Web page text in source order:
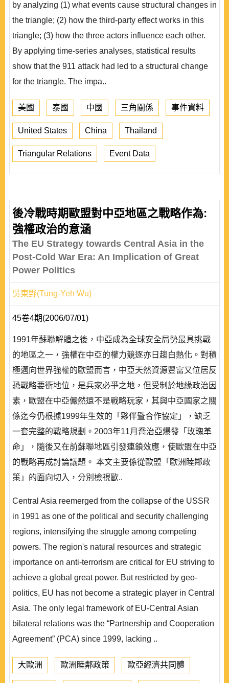
by analyzing (1) what events cause structural changes in
the triangle; (2) how the third-party effect works in this
triangle; (3) how the three actors influence each other.
By applying time-series analyses, statistical results
show that the 911 attack had led to a structural change
for the triangle. The impa..
美國 泰國 中國 三角關係 事件資料
United States China Thailand
Triangular Relations Event Data
後冷戰時期歐盟對中亞地區之戰略作為:
強權政治的意涵
The EU Strategy towards Central Asia in the
Post-Cold War Era: An Implication of Great
Power Politics
吳東野(Tung-Yeh Wu)
45卷4期(2006/07/01)
1991年蘇聯解體之後，中亞成為全球安全局勢最具挑戰
的地區之一，強權在中亞的權力競逐亦日趨白熱化。對積
極邁向世界強權的歐盟而言，中亞天然資源豐富又位居反
恐戰略要衝地位，是兵家必爭之地，但受制於地緣政治因
素，歐盟在中亞儼然還不是戰略玩家，其與中亞國家之關
係迄今仍根據1999年生效的「夥伴暨合作協定」，缺乏
一套完整的戰略規劃。2003年11月喬治亞爆發「玫瑰革
命」，隨後又在前蘇聯地區引發連鎖效應，使歐盟在中亞
的戰略再成討論議題。 本文主要係從歐盟「歐洲睦鄰政
策」的面向切入，分別檢視歐..
Central Asia reemerged from the collapse of the USSR
in 1991 as one of the political and security challenging
regions, intensifying the struggle among competing
powers. The region's natural resources and strategic
importance on anti-terrorism are critical for EU striving to
achieve a global great power. But restricted by geo-
politics, EU has not become a strategic player in Central
Asia. The only legal framework of EU-Central Asian
bilateral relations was the “Partnership and Cooperation
Agreement” (PCA) since 1999, lacking ..
大歐洲 歐洲睦鄰政策 歐亞經濟共同體